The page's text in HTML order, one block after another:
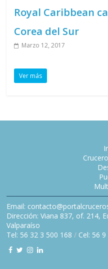
solo
Royal Caribbean
Corea del Sur
Marzo 12, 2017
Ver más
Email:
Dirección: Viana 837, of. 214,
Valparaíso
Tel: 56 32 3 500 168 / Cel: 56